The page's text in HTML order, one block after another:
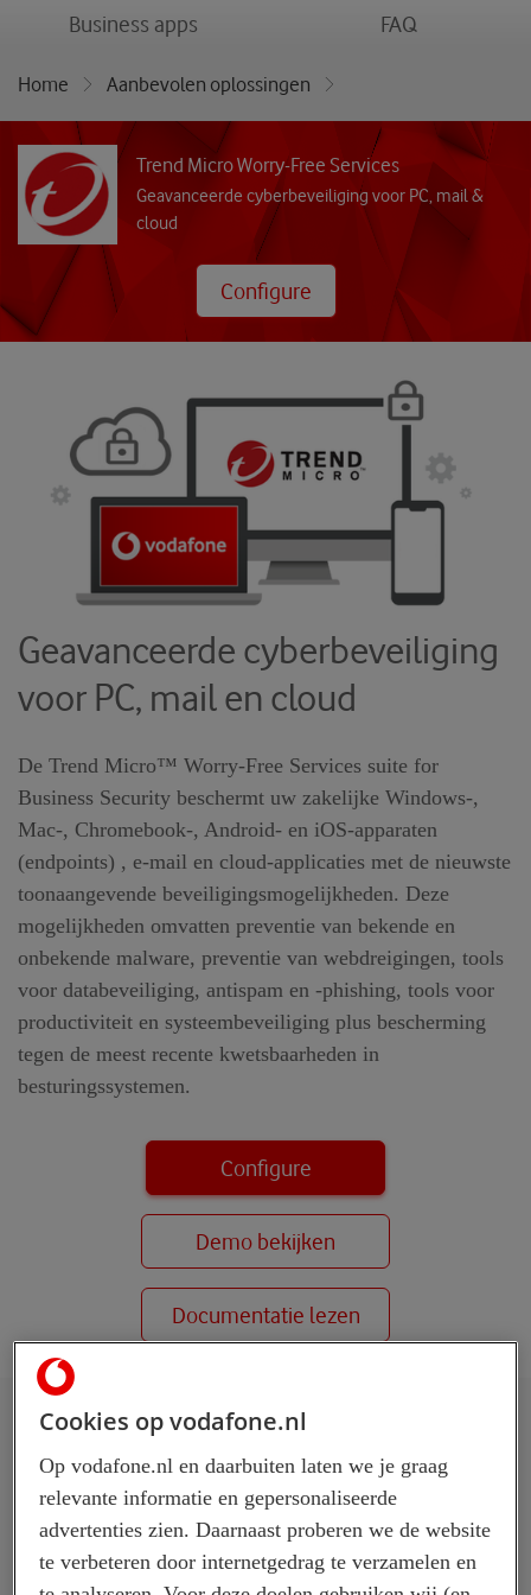
Business appsmenu FAQmenu
Home
Aanbevolen oplossingen
Trend Micro Worry-Free Services
Trend Micro Worry-Free Services
Geavanceerde cyberbeveiliging voor PC, mail &
cloud
Configure
Geavanceerde cyberbeveiliging
voor PC, mail en cloud
De Trend Micro™ Worry-Free Services suite for
Business Security beschermt uw zakelijke Windows-,
Mac-, Chromebook-, Android- en iOS-apparaten
(endpoints) , e-mail en cloud-applicaties met de nieuwste
toonaangevende beveiligingsmogelijkheden. Deze
mogelijkheden omvatten preventie van bekende en
onbekende malware, preventie van webdreigingen, tools
voor databeveiliging, antispam en -phishing, tools voor
productiviteit en systeembeveiliging plus bescherming
tegen de meest recente kwetsbaarheden in
besturingssystemen.
Configure
Demo bekijken
Documentatie lezen
Functies
1. Kies uit drie eenvoudige opties
Cookies op vodafone.nl
Op vodafone.nl en daarbuiten laten we je graag
relevante informatie en gepersonaliseerde
advertenties zien. Daarnaast proberen we de website
te verbeteren door internetgedrag te verzamelen en